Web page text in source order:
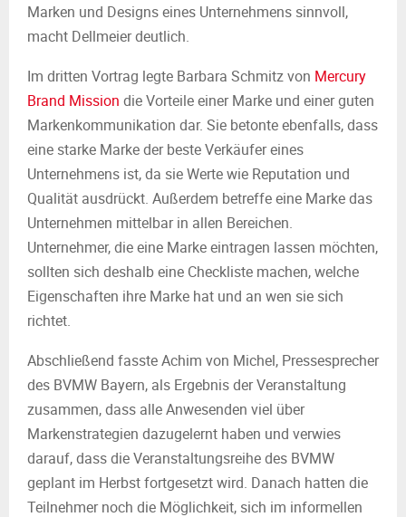
Marken und Designs eines Unternehmens sinnvoll,
macht Dellmeier deutlich.
Im dritten Vortrag legte Barbara Schmitz von Mercury
Brand Mission die Vorteile einer Marke und einer guten
Markenkommunikation dar. Sie betonte ebenfalls, dass
eine starke Marke der beste Verkäufer eines
Unternehmens ist, da sie Werte wie Reputation und
Qualität ausdrückt. Außerdem betreffe eine Marke das
Unternehmen mittelbar in allen Bereichen.
Unternehmer, die eine Marke eintragen lassen möchten,
sollten sich deshalb eine Checkliste machen, welche
Eigenschaften ihre Marke hat und an wen sie sich
richtet.
Abschließend fasste Achim von Michel, Pressesprecher
des BVMW Bayern, als Ergebnis der Veranstaltung
zusammen, dass alle Anwesenden viel über
Markenstrategien dazugelernt haben und verwies
darauf, dass die Veranstaltungsreihe des BVMW
geplant im Herbst fortgesetzt wird. Danach hatten die
Teilnehmer noch die Möglichkeit, sich im informellen